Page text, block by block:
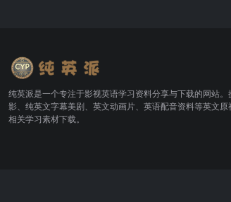
纯英派是一个专注于影视英语学习资料分享与下载的网站
影、纯英文字幕美剧、英文动画片、英语配音资料等英文原
相关学习素材下载。